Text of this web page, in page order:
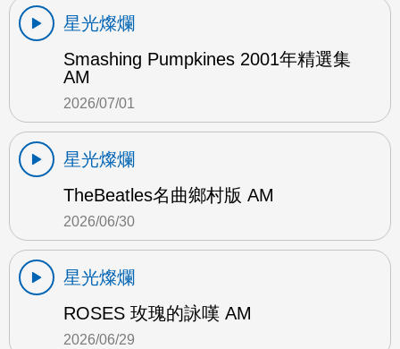
星光燦爛
Smashing Pumpkines 2001年精選集
AM
2026/07/01
星光燦爛
TheBeatles名曲鄉村版 AM
2026/06/30
星光燦爛
ROSES 玫瑰的詠嘆 AM
2026/06/29